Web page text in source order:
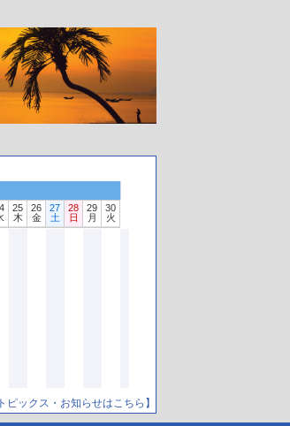
25
木
26
金
27
土
28
日
29
月
30
火
ピックス・お知らせはこちら】